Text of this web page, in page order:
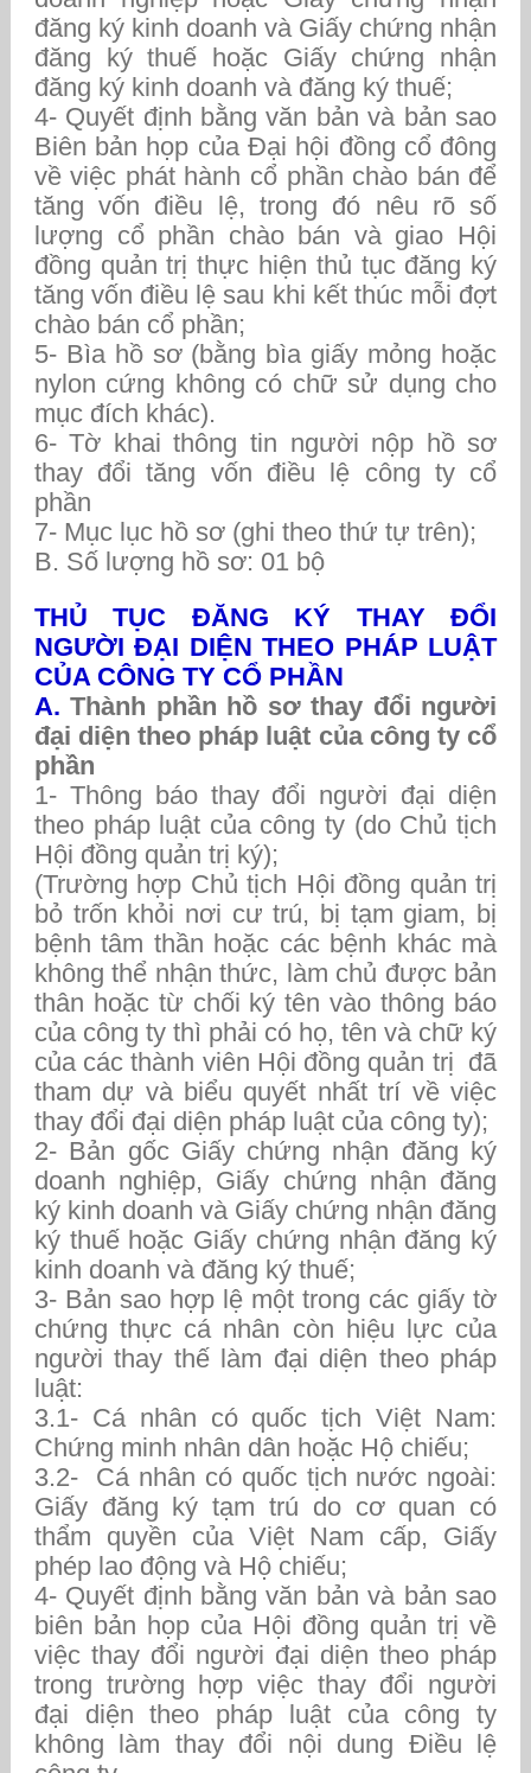
đăng ký kinh doanh và Giấy chứng nhận
đăng ký thuế hoặc Giấy chứng nhận
đăng ký kinh doanh và đăng ký thuế;
4- Quyết định bằng văn bản và bản sao
Biên bản họp của Đại hội đồng cổ đông
về việc phát hành cổ phần chào bán để
tăng vốn điều lệ, trong đó nêu rõ số
lượng cổ phần chào bán và giao Hội
đồng quản trị thực hiện thủ tục đăng ký
tăng vốn điều lệ sau khi kết thúc mỗi đợt
chào bán cổ phần;
5- Bìa hồ sơ (bằng bìa giấy mỏng hoặc
nylon cứng không có chữ sử dụng cho
mục đích khác).
6- Tờ khai thông tin người nộp hồ sơ
thay đổi tăng vốn điều lệ công ty cổ
phần
7- Mục lục hồ sơ (ghi theo thứ tự trên);
B. Số lượng hồ sơ: 01 bộ
THỦ TỤC ĐĂNG KÝ THAY ĐỔI
NGƯỜI ĐẠI DIỆN THEO PHÁP LUẬT
CỦA CÔNG TY CỔ PHẦN
A.Thành phần hồ sơ thay đổi người
đại diện theo pháp luật của công ty cổ
phần
1- Thông báo thay đổi người đại diện
theo pháp luật của công ty (do Chủ tịch
Hội đồng quản trị ký);
(Trường hợp Chủ tịch Hội đồng quản trị
bỏ trốn khỏi nơi cư trú, bị tạm giam, bị
bệnh tâm thần hoặc các bệnh khác mà
không thể nhận thức, làm chủ được bản
thân hoặc từ chối ký tên vào thông báo
của công ty thì phải có họ, tên và chữ ký
của các thành viên Hội đồng quản trị đã
tham dự và biểu quyết nhất trí về việc
thay đổi đại diện pháp luật của công ty);
2- Bản gốc Giấy chứng nhận đăng ký
doanh nghiệp, Giấy chứng nhận đăng
ký kinh doanh và Giấy chứng nhận đăng
ký thuế hoặc Giấy chứng nhận đăng ký
kinh doanh và đăng ký thuế;
3- Bản sao hợp lệ một trong các giấy tờ
chứng thực cá nhân còn hiệu lực của
người thay thế làm đại diện theo pháp
luật:
3.1- Cá nhân có quốc tịch Việt Nam:
Chứng minh nhân dân hoặc Hộ chiếu;
3.2- Cá nhân có quốc tịch nước ngoài:
Giấy đăng ký tạm trú do cơ quan có
thẩm quyền của Việt Nam cấp, Giấy
phép lao động và Hộ chiếu;
4- Quyết định bằng văn bản và bản sao
biên bản họp của Hội đồng quản trị về
việc thay đổi người đại diện theo pháp
trong trường hợp việc thay đổi người
đại diện theo pháp luật của công ty
không làm thay đổi nội dung Điều lệ